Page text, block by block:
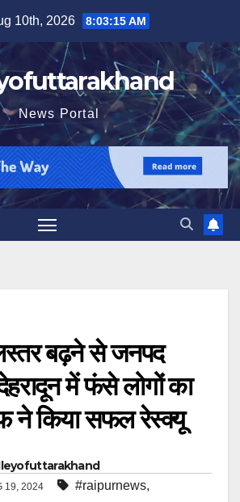
10th, 2026 8:03:17 AM
News Portal
बढ़ने से जनपद
में फंसे लोगों का
ने किया सफल रेस्क्यू
19, 2024 #raipurnews,